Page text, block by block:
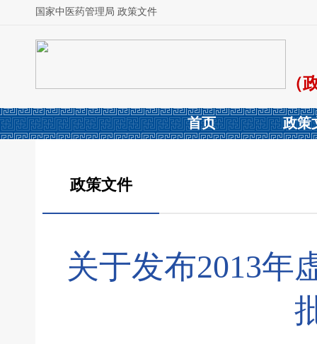
国家中医药管理局 政策文件
（
首页 政策
政策文件
关于发布2013年